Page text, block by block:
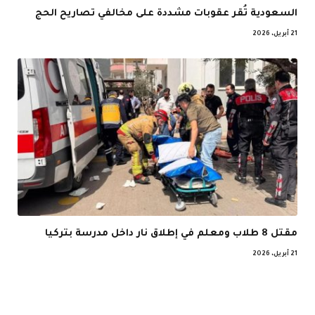
السعودية تُقر عقوبات مشددة على مخالفي تصاريح الحج
21 أبريل، 2026
مقتل 8 طلاب ومعلم في إطلاق نار داخل مدرسة بتركيا
21 أبريل، 2026